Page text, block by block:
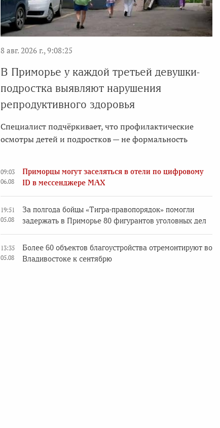
8 авг. 2026 г., 9:08:25
В Приморье у каждой третьей девушки-
подростка выявляют нарушения
репродуктивного здоровья
Специалист подчёркивает, что профилактические
осмотры детей и подростков — не формальность
09:03
06.08
Приморцы могут заселяться в отели по цифровому
ID в мессенджере MAX
19:51
05.08
За полгода бойцы «Тигра-правопорядок» помогли
задержать в Приморье 80 фигурантов уголовных дел
13:35
05.08
Более 60 объектов благоустройства отремонтируют во
Владивостоке к сентябрю